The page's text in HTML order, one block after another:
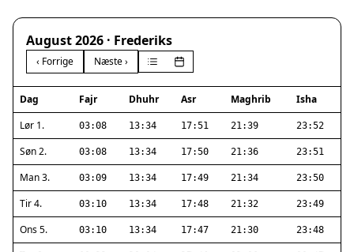
August 2026 · Frederiks
‹ Forrige Næste ›
Dag Fajr Dhuhr Asr Maghrib
Isha
Lør 1.
03:08 13:34 17:51 21:39 23:52
Søn 2. 03:08 13:34 17:50 21:36 23:51
Man 3. 03:09 13:34 17:49 21:34 23:50
Tir 4. 03:10 13:34 17:48 21:32 23:49
Ons 5. 03:10 13:34 17:47 21:30 23:48